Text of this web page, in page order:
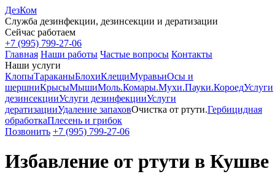
ДезКом
Служба дезинфекции, дезинсекции и дератизации
Сейчас работаем
+7 (995) 799-27-06
Главная Наши работы Частые вопросы Контакты
Наши услуги
КлопыТараканыБлохиКлещиМуравьиОсы и
шершниКрысыМышиМоль.Комары.Мухи.Пауки.КороедУслуги
дезинсекцииУслуги дезинфекцииУслуги
дератизацииУдаление запаховОчистка от ртути.Гербицидная
обработкаПлесень и грибок
Позвонить +7 (995) 799-27-06
Избавление от ртути в Кушве